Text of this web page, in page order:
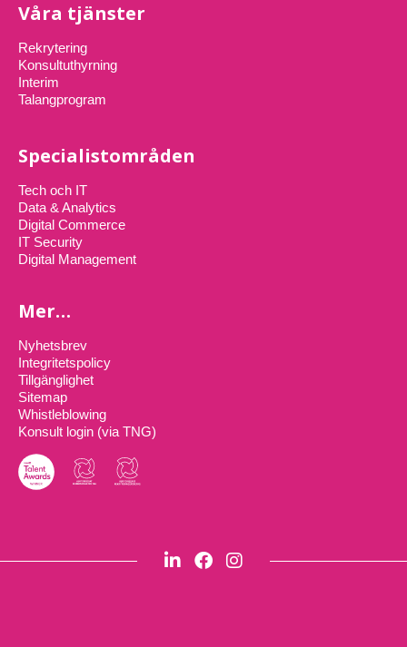
Våra tjänster
Rekrytering
Konsultuthyrning
Interim
Talangprogram
Specialistområden
Tech och IT
Data & Analytics
Digital Commerce
IT Security
Digital Management
Mer…
Nyhetsbrev
Integritetspolicy
Tillgänglighet
Sitemap
Whistleblowing
Konsult login (via TNG)